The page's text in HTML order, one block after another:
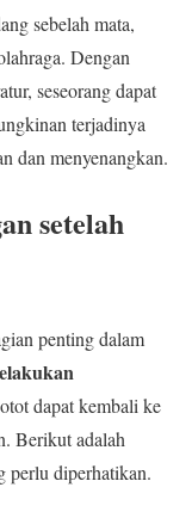
sebelah mata,
Dengan
seseorang dapat
terjadinya
dan menyenangkan.
setelah
penting dalam
dapat kembali ke
Berikut adalah
perlu diperhatikan.